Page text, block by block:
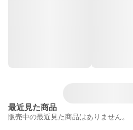
最近見た商品
販売中の最近見た商品はありません。